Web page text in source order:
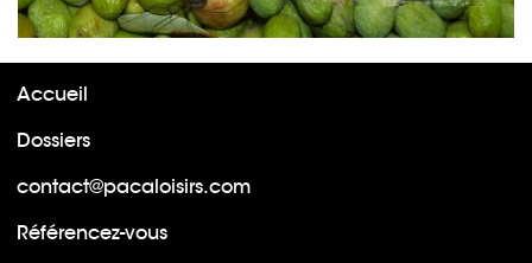
Accueil
Dossiers
contact@pacaloisirs.com
Référencez-vous